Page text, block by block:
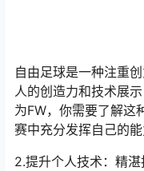
自由足球是一种注重
人的创造力和技术展
为FW，你需要了解这
赛中充分发挥自己的能
2.提升个人技术：精